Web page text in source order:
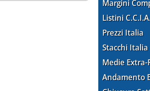
Margini
Listini
Prezzi Italia
Stacchi Italia
Medie Extra-
Andamento